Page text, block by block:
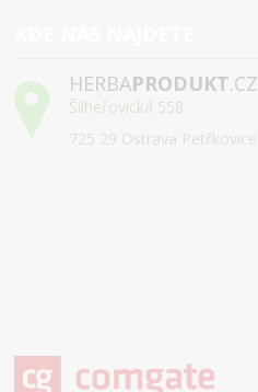
HERBAPRODUKT.CZ
Šilheřovická 558
725 29 Ostrava Petřkovice